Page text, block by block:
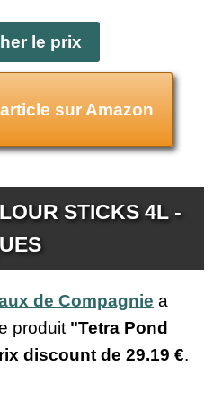
le prix
sur Amazon
STICKS 4L -
de Compagnie a
produit "Tetra Pond
discount de 29.19 €.